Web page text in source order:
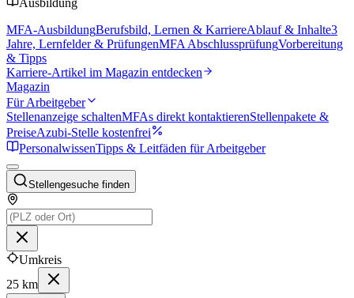
Ausbildung
MFA-AusbildungBerufsbild, Lernen & KarriereAblauf & Inhalte3
Jahre, Lernfelder & PrüfungenMFA AbschlussprüfungVorbereitung
& Tipps
Karriere-Artikel im Magazin entdecken
Magazin
Für Arbeitgeber
Stellenanzeige schaltenMFAs direkt kontaktierenStellenpakete &
PreiseAzubi-Stelle kostenfrei
PersonalwissenTipps & Leitfäden für Arbeitgeber
Stellengesuche finden
Umkreis
25 km